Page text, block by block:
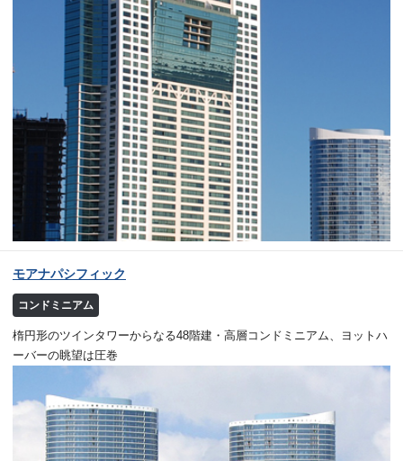
モアナパシフィック
コンドミニアム
楕円形のツインタワーからなる48階建・高層コンドミニアム、ヨットハ
ーバーの眺望は圧巻